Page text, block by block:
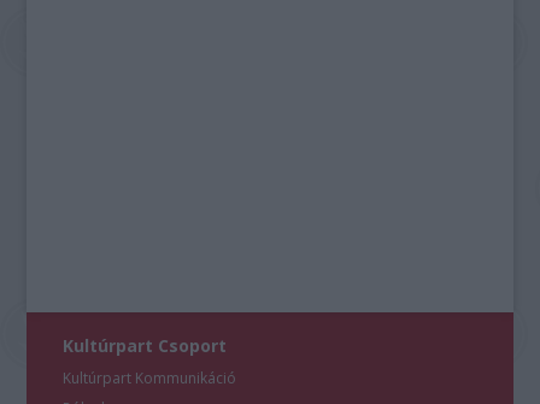
Kultúrpart Csoport
Kultúrpart Kommunikáció